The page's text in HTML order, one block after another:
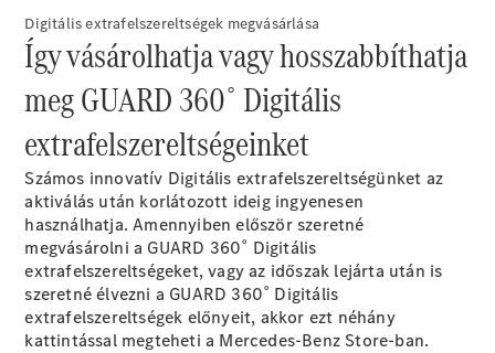
Összes
Limuzin
CLA
CLA
C-osztály
Limuzin
C-
osztály
Új Elektromos
Digitális extrafelszereltségek megvásárlása
Így vásárolhatja vagy hosszabbíthatja
meg GUARD 360˚ Digitális
extrafelszereltségeinket
Számos innovatív Digitális extrafelszereltségünket az
aktiválás után korlátozott ideig ingyenesen
használhatja. Amennyiben először szeretné
megvásárolni a GUARD 360˚ Digitális
extrafelszereltségeket, vagy az időszak lejárta után is
szeretné élvezni a GUARD 360˚ Digitális
extrafelszereltségek előnyeit, akkor ezt néhány
kattintással megteheti a Mercedes-Benz Store-ban.